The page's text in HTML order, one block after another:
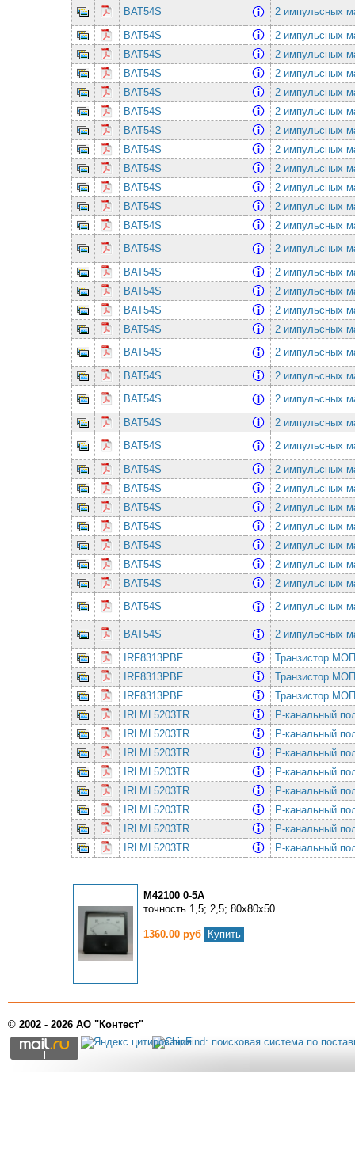
BAT54S
2 импульсных
BAT54S
2 импульсных
BAT54S
2 импульсных
BAT54S
2 импульсных
BAT54S
2 импульсных
BAT54S
2 импульсных
BAT54S
2 импульсных
BAT54S
2 импульсных
BAT54S
2 импульсных
BAT54S
2 импульсных
BAT54S
2 импульсных
BAT54S
2 импульсных
BAT54S
2 импульсных
BAT54S
2 импульсных
BAT54S
2 импульсных
BAT54S
2 импульсных
BAT54S
2 импульсных
BAT54S
2 импульсных
BAT54S
2 импульсных
BAT54S
2 импульсных
BAT54S
2 импульсных
BAT54S
2 импульсных
BAT54S
2 импульсных
BAT54S
2 импульсных
BAT54S
2 импульсных
BAT54S
2 импульсных
BAT54S
2 импульсных
BAT54S
2 импульсных
BAT54S
2 импульсных
BAT54S
2 импульсных
BAT54S
2 импульсных
IRF8313PBF
Транзистор
IRF8313PBF
Транзистор
IRF8313PBF
Транзистор
IRLML5203TR
P-канальный
IRLML5203TR
P-канальный
IRLML5203TR
P-канальный
IRLML5203TR
P-канальный
IRLML5203TR
P-канальный
IRLML5203TR
P-канальный
IRLML5203TR
P-канальный
IRLML5203TR
P-канальный
М42100 0-5А
точность 1,5; 2,5; 80х80х50
1360.00 руб Купить
© 2002 - 2026 АО "Контест"